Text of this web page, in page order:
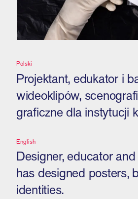
Polski
Projektant, edukator i
wideoklipów,
graficzne dla instytucji
English
Designer, educator
has designed posters,
identities.